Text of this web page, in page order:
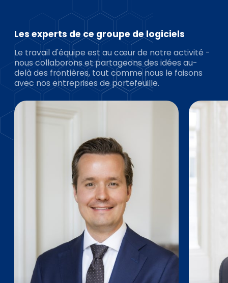
Les experts de ce groupe de logiciels
Le travail d'équipe est au cœur de notre activité -
nous collaborons et partageons des idées au-
delà des frontières, tout comme nous le faisons
avec nos entreprises de portefeuille.